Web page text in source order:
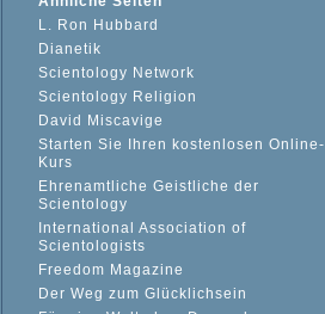
L. Ron Hubbard
Dianetik
Scientology Network
Scientology Religion
David Miscavige
Starten Sie Ihren kostenlosen Online-
Kurs
Ehrenamtliche Geistliche der
Scientology
International Association of
Scientologists
Freedom Magazine
Der Weg zum Glücklichsein